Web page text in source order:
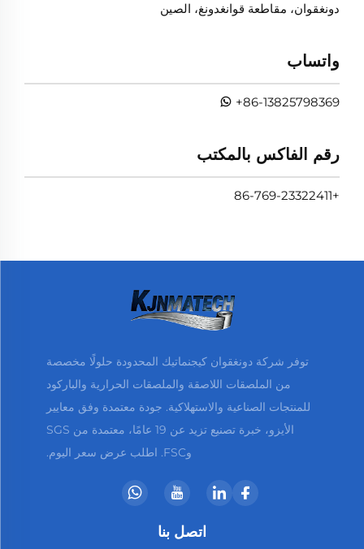
دونغقوان، مقاطعة قوانغدونغ، الصين
واتساب
+86-13825798369
رقم الفاكس بالمكتب
+86-769-23322411
توفر شركة دونغقوان كيجنماتيك المحدودة حلولًا مخصصة
من الملصقات اللاصقة والملصقات الحرارية والباركود
للمنتجات الصناعية والاستهلاكية. جودة معتمدة وفق معايير
الأيزو، خبرة تصنيع تزيد عن 19 عامًا، معتمدة من SGS
وFSC. اطلب عرض سعر اليوم.
اتصل بنا